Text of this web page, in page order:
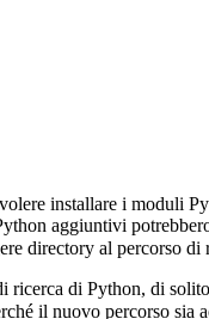
installare i moduli
aggiuntivi
directory al percorso di
ricerca di Python, di
il nuovo percorso sia